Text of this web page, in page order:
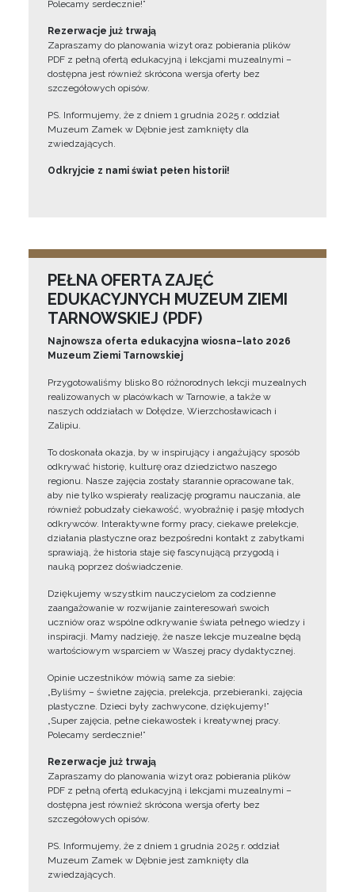
Polecamy serdecznie!”
Rezerwacje już trwają
Zapraszamy do planowania wizyt oraz pobierania plików
PDF z pełną ofertą edukacyjną i lekcjami muzealnymi –
dostępna jest również skrócona wersja oferty bez
szczegółowych opisów.
PS. Informujemy, że z dniem 1 grudnia 2025 r. oddział
Muzeum Zamek w Dębnie jest zamknięty dla
zwiedzających.
Odkryjcie z nami świat pełen historii!
PEŁNA OFERTA ZAJĘĆ
EDUKACYJNYCH MUZEUM ZIEMI
TARNOWSKIEJ (PDF)
Najnowsza oferta edukacyjna wiosna–lato 2026
Muzeum Ziemi Tarnowskiej
Przygotowaliśmy blisko 80 różnorodnych lekcji muzealnych
realizowanych w placówkach w Tarnowie, a także w
naszych oddziałach w Dołędze, Wierzchosławicach i
Zalipiu.
To doskonała okazja, by w inspirujący i angażujący sposób
odkrywać historię, kulturę oraz dziedzictwo naszego
regionu. Nasze zajęcia zostały starannie opracowane tak,
aby nie tylko wspierały realizację programu nauczania, ale
również pobudzały ciekawość, wyobraźnię i pasję młodych
odkrywców. Interaktywne formy pracy, ciekawe prelekcje,
działania plastyczne oraz bezpośredni kontakt z zabytkami
sprawiają, że historia staje się fascynującą przygodą i
nauką poprzez doświadczenie.
Dziękujemy wszystkim nauczycielom za codzienne
zaangażowanie w rozwijanie zainteresowań swoich
uczniów oraz wspólne odkrywanie świata pełnego wiedzy i
inspiracji. Mamy nadzieję, że nasze lekcje muzealne będą
wartościowym wsparciem w Waszej pracy dydaktycznej.
Opinie uczestników mówią same za siebie:
„Byliśmy – świetne zajęcia, prelekcja, przebieranki, zajęcia
plastyczne. Dzieci były zachwycone, dziękujemy!”
„Super zajęcia, pełne ciekawostek i kreatywnej pracy.
Polecamy serdecznie!”
Rezerwacje już trwają
Zapraszamy do planowania wizyt oraz pobierania plików
PDF z pełną ofertą edukacyjną i lekcjami muzealnymi –
dostępna jest również skrócona wersja oferty bez
szczegółowych opisów.
PS. Informujemy, że z dniem 1 grudnia 2025 r. oddział
Muzeum Zamek w Dębnie jest zamknięty dla
zwiedzających.